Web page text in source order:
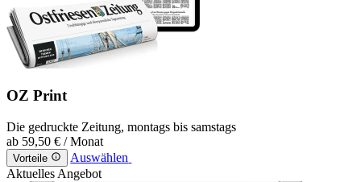
OZ Print
Die gedruckte Zeitung, montags bis samstags
ab 59,50 € / Monat
Vorteile
Auswählen
Aktuelles Angebot